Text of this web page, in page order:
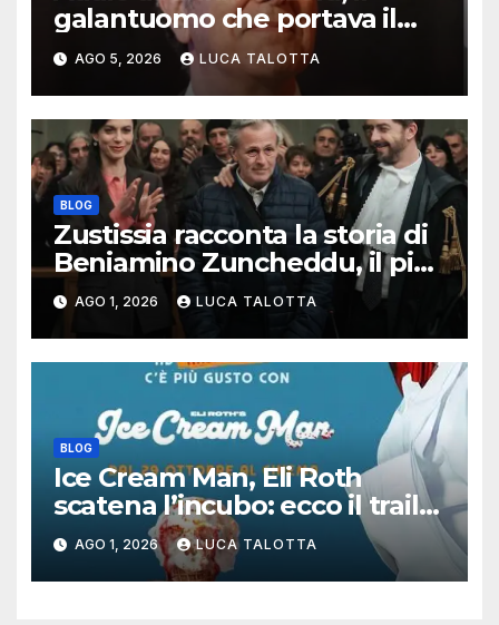
galantuomo che portava il
cinema dove non c’era
AGO 5, 2026 LUCA TALOTTA
BLOG
Zustissia racconta la storia di
Beniamino Zuncheddu, il più
lungo errore giudiziario della
storia italiana
AGO 1, 2026 LUCA TALOTTA
BLOG
Ice Cream Man, Eli Roth
scatena l’incubo: ecco il trailer
italiano dell’horror più
estremo di Halloween 2026
AGO 1, 2026 LUCA TALOTTA